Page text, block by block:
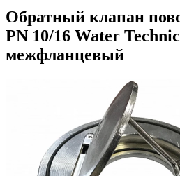
Обратный клапан
PN 10/16 Water
межфланцевый